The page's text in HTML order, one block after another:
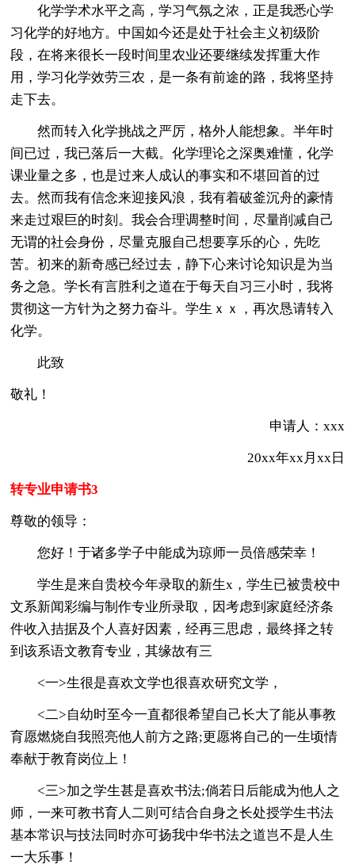
化学学术水平之高，学习气氛之浓，正是我悉心学
习化学的好地方。中国如今还是处于社会主义初级阶
段，在将来很长一段时间里农业还要继续发挥重大作
用，学习化学效劳三农，是一条有前途的路，我将坚持
走下去。
然而转入化学挑战之严厉，格外人能想象。半年时
间已过，我已落后一大截。化学理论之深奥难懂，化学
课业量之多，也是过来人成认的事实和不堪回首的过
去。然而我有信念来迎接风浪，我有着破釜沉舟的豪情
来走过艰巨的时刻。我会合理调整时间，尽量削减自己
无谓的社会身份，尽量克服自己想要享乐的心，先吃
苦。初来的新奇感已经过去，静下心来讨论知识是为当
务之急。学长有言胜利之道在于每天自习三小时，我将
贯彻这一方针为之努力奋斗。学生ｘｘ，再次恳请转入
化学。
此致
敬礼！
申请人：xxx
20xx年xx月xx日
转专业申请书3
尊敬的领导：
您好！于诸多学子中能成为琼师一员倍感荣幸！
学生是来自贵校今年录取的新生x，学生已被贵校中
文系新闻彩编与制作专业所录取，因考虑到家庭经济条
件收入拮据及个人喜好因素，经再三思虑，最终择之转
到该系语文教育专业，其缘故有三
<一>生很是喜欢文学也很喜欢研究文学，
<二>自幼时至今一直都很希望自己长大了能从事教
育愿燃烧自我照亮他人前方之路;更愿将自己的一生顷情
奉献于教育岗位上！
<三>加之学生甚是喜欢书法;倘若日后能成为他人之
师，一来可教书育人二则可结合自身之长处授学生书法
基本常识与技法同时亦可扬我中华书法之道岂不是人生
一大乐事！